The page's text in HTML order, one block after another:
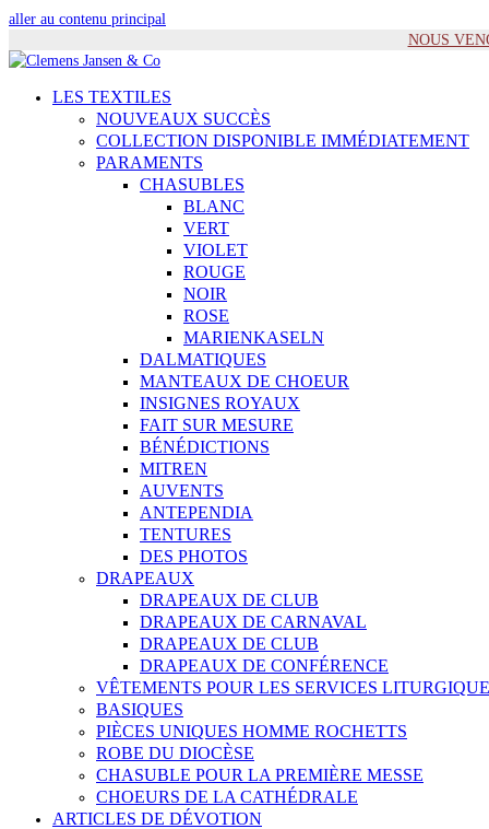
aller au contenu principal
NOUS
LES TEXTILES
NOUVEAUX SUCCÈS
COLLECTION DISPONIBLE IMMÉDIATEMENT
PARAMENTS
CHASUBLES
BLANC
VERT
VIOLET
ROUGE
NOIR
ROSE
MARIENKASELN
DALMATIQUES
MANTEAUX DE CHOEUR
INSIGNES ROYAUX
FAIT SUR MESURE
BÉNÉDICTIONS
MITREN
AUVENTS
ANTEPENDIA
TENTURES
DES PHOTOS
DRAPEAUX
DRAPEAUX DE CLUB
DRAPEAUX DE CARNAVAL
DRAPEAUX DE CLUB
DRAPEAUX DE CONFÉRENCE
VÊTEMENTS POUR LES SERVICES
BASIQUES
PIÈCES UNIQUES HOMME ROCHETTS
ROBE DU DIOCÈSE
CHASUBLE POUR LA PREMIÈRE MESSE
CHOEURS DE LA CATHÉDRALE
ARTICLES DE DÉVOTION